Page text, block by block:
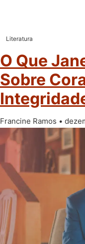
Literatura
O Que
Sobre
Francine Ramos